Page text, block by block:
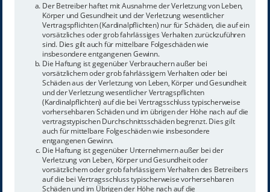
Der Betreiber haftet mit Ausnahme der Verletzung von Leben,
Körper und Gesundheit und der Verletzung wesentlicher
Vertragspflichten (Kardinalpflichten) nur für Schäden, die auf ein
vorsätzliches oder grob fahrlässiges Verhalten zurückzuführen
sind. Dies gilt auch für mittelbare Folgeschäden wie
insbesondere entgangenen Gewinn.
Die Haftung ist gegenüber Verbrauchern außer bei
vorsätzlichem oder grob fahrlässigem Verhalten oder bei
Schäden aus der Verletzung von Leben, Körper und Gesundheit
und der Verletzung wesentlicher Vertragspflichten
(Kardinalpflichten) auf die bei Vertragsschluss typischerweise
vorhersehbaren Schäden und im übrigen der Höhe nach auf die
vertragstypischen Durchschnittsschäden begrenzt. Dies gilt
auch für mittelbare Folgeschäden wie insbesondere
entgangenen Gewinn.
Die Haftung ist gegenüber Unternehmern außer bei der
Verletzung von Leben, Körper und Gesundheit oder
vorsätzlichem oder grob fahrlässigem Verhalten des Betreibers
auf die bei Vertragsschluss typischerweise vorhersehbaren
Schäden und im Übrigen der Höhe nach auf die